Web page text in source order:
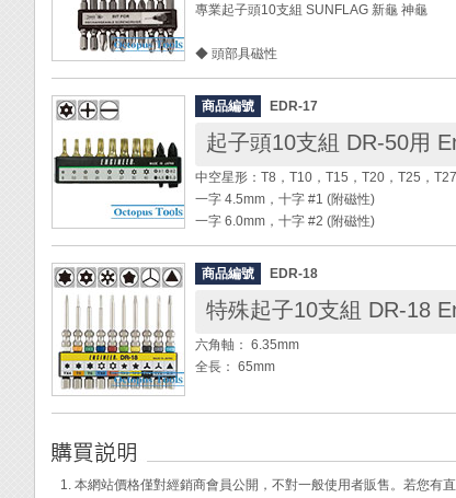
起子頭長： 30 mm
全長： 111 mm
重量：116g
專業起子頭10支組 SUNFLAG 新龜 神龜
◆ 頭部具磁性
◆ 電動、氣動、專業用起子頭
規格：
◎ #1 x 65mm x 1支 ( 十字雙頭 )
◎ #2 x 65mm x 2支 ( 十字雙頭 )
◎ #2 x 110mm x 1支 ( 十字雙頭 )
◎ #3 x 65mm x 1支 ( 十字雙頭 )
◎ #1 x 100mm x 1支 ( 十字單頭 )
◎ #2 x 100mm x 1支 ( 十字單頭 )
商品編號 EDR-17
起子頭10支組 DR-50用
中空星形：T8，T10，T15，T20，T25，
一字 4.5mm，十字 #1 (附磁性)
一字 6.0mm，十字 #2 (附磁性)
◆ 附起子頭收納盒好整理。
◆ 適用：EDR-50。
商品編號 EDR-18
特殊起子10支組 DR-18
六角軸： 6.35mm
全長： 65mm
[內容物]：
◎ EDR-83 T6 星型 頭部軸徑1.7mm
1. 本網站價格僅對經銷商會員公開，不對一般使用者販售。若您有